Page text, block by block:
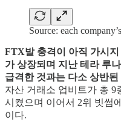
Source: each
FTX발 충격이 아직 가시
가 상장되며 지난 테라 루
급격한 것과는 다소 상반
자산 거래소 업비트가 총
시켰으며 이어서 2위 빗썸
이다.